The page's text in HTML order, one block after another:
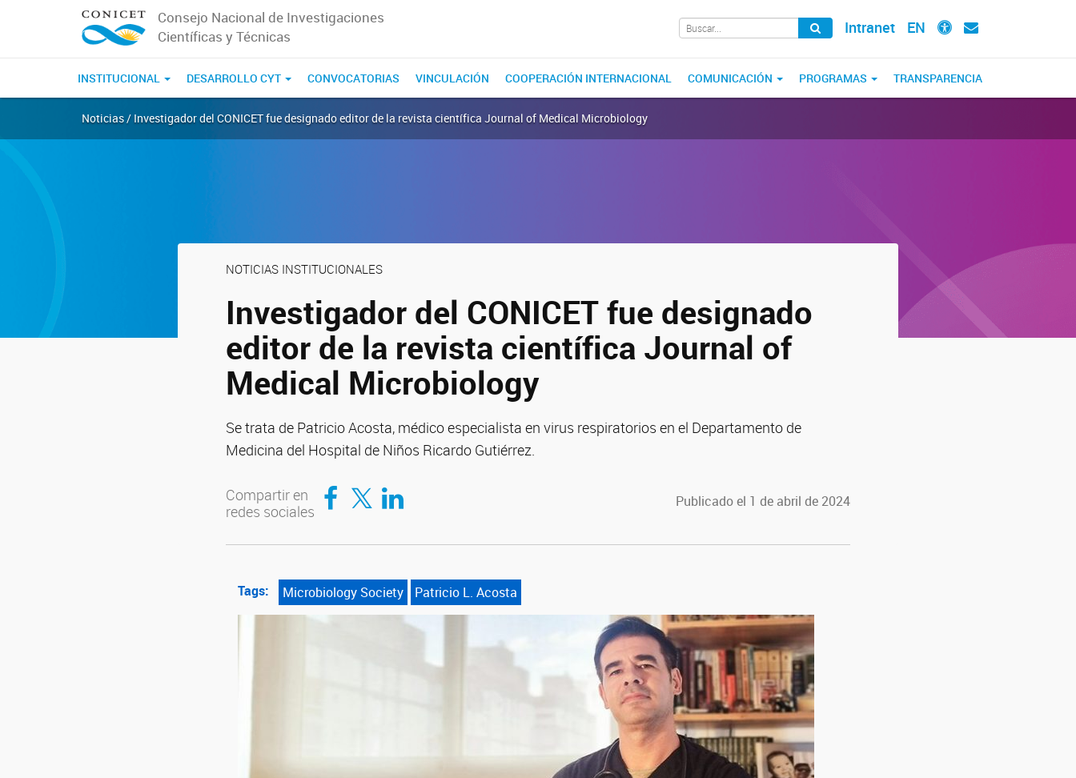
Consejo Nacional de Investigaciones
Científicas y Técnicas
Intranet EN
INSTITUCIONAL DESARROLLO CYT CONVOCATORIAS VINCULACIÓN COOPERACIÓN INTERNACIONAL COMUNICACIÓN PROGRAMAS TRANSPARENCIA
Noticias / Investigador del CONICET fue designado editor de la revista científica Journal of Medical Microbiology
NOTICIAS INSTITUCIONALES
Investigador del CONICET fue designado
editor de la revista científica Journal of
Medical Microbiology
Se trata de Patricio Acosta, médico especialista en virus respiratorios en el Departamento de
Medicina del Hospital de Niños Ricardo Gutiérrez.
Compartir en
redes sociales
Compartir en Facebook
Compartir en TwitterCompartir en LinkedIn Publicado el 1 de abril de 2024
Tags: Microbiology Society Patricio L. Acosta